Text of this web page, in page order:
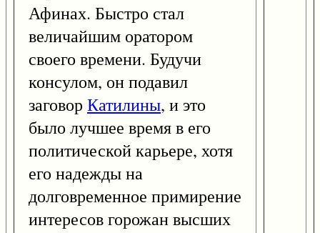
Афинах. Быстро стал
величайшим оратором
своего времени. Будучи
консулом, он подавил
заговор Катилины, и это
было лучшее время в его
политической карьере, хотя
его надежды на
долговременное примирение
интересов горожан высших